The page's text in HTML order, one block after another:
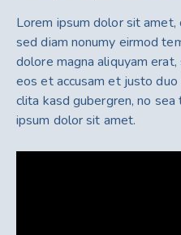
Lorem ipsum dolor sit
sed diam nonumy eirmod
dolore magna aliquyam
eos et accusam et justo
clita kasd gubergren, no
ipsum dolor sit amet.